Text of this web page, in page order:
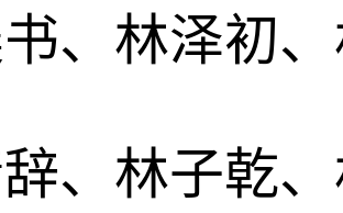
、林泽初
、林子乾